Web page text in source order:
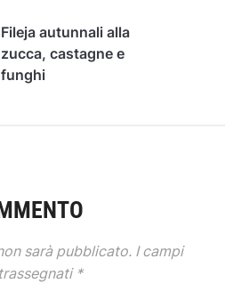
Fileja autunnali alla
zucca, castagne e
funghi
sarà pubblicato. I campi
*